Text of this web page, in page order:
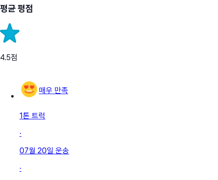
평균 평점
4.5점
매우 만족
1톤 트럭
·
07월 20일 운송
·